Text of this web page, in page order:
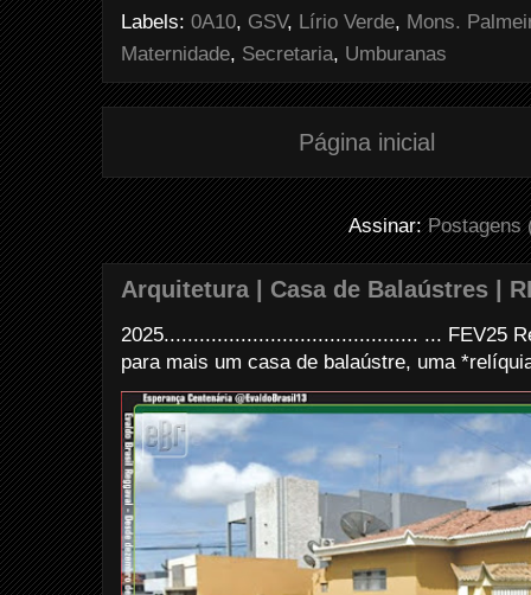
o
o
k
e
r
e
s
Labels: 0A10, GSV, Lírio Verde, Mons.
Maternidade, Secretaria, Umburanas
Página inicial
Assinar:Postagens
Arquitetura | Casa de Balaústres |
2025........................................... ... FEV25
para mais um casa de balaústre, uma